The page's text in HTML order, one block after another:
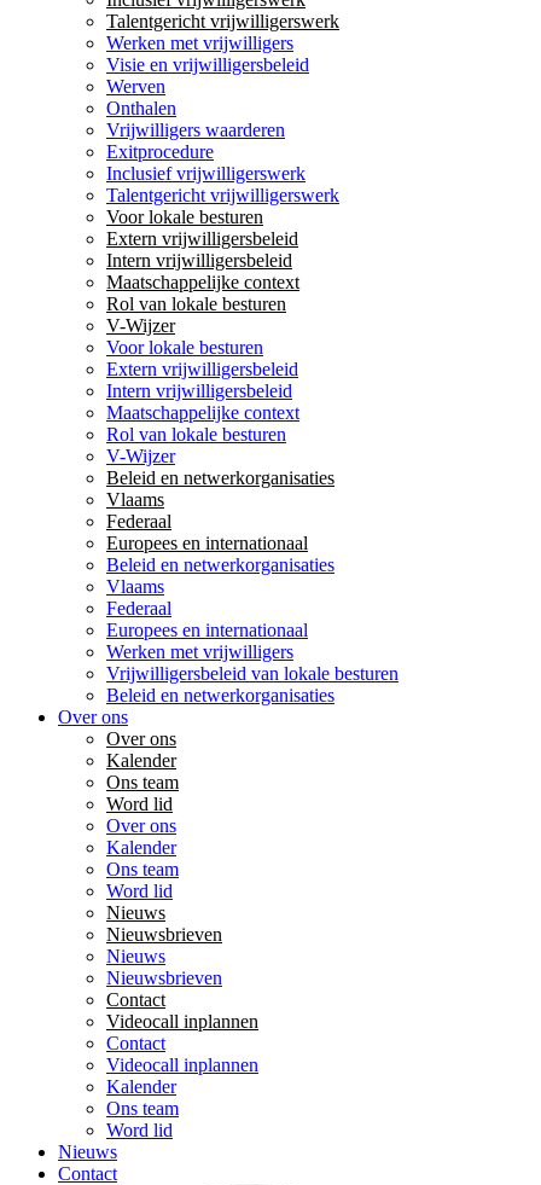
Talentgericht vrijwilligerswerk
Werken met vrijwilligers
Visie en vrijwilligersbeleid
Werven
Onthalen
Vrijwilligers waarderen
Exitprocedure
Inclusief vrijwilligerswerk
Talentgericht vrijwilligerswerk
Voor lokale besturen
Extern vrijwilligersbeleid
Intern vrijwilligersbeleid
Maatschappelijke context
Rol van lokale besturen
V-Wijzer
Voor lokale besturen
Extern vrijwilligersbeleid
Intern vrijwilligersbeleid
Maatschappelijke context
Rol van lokale besturen
V-Wijzer
Beleid en netwerkorganisaties
Vlaams
Federaal
Europees en internationaal
Beleid en netwerkorganisaties
Vlaams
Federaal
Europees en internationaal
Werken met vrijwilligers
Vrijwilligersbeleid van lokale besturen
Beleid en netwerkorganisaties
Over ons
Over ons
Kalender
Ons team
Word lid
Over ons
Kalender
Ons team
Word lid
Nieuws
Nieuwsbrieven
Nieuws
Nieuwsbrieven
Contact
Videocall inplannen
Contact
Videocall inplannen
Kalender
Ons team
Word lid
Nieuws
Contact